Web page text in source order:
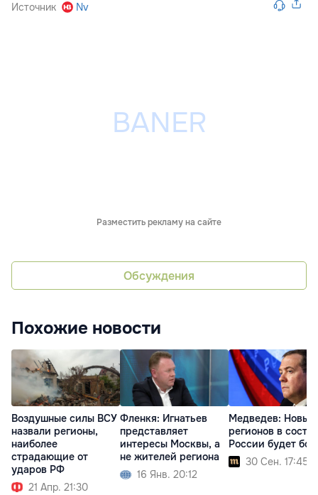
Источник Nv
Разместить рекламу на сайте
Обсуждения
Похожие новости
Воздушные силы ВСУ
назвали регионы,
наиболее
страдающие от
ударов РФ
21 Апр. 21:30
Фленкя: Игнатьев
представляет
интересы Москвы, а
не жителей региона
16 Янв. 20:12
Медведев: Новых
регионов в
России будет
30 Сен. 17:45